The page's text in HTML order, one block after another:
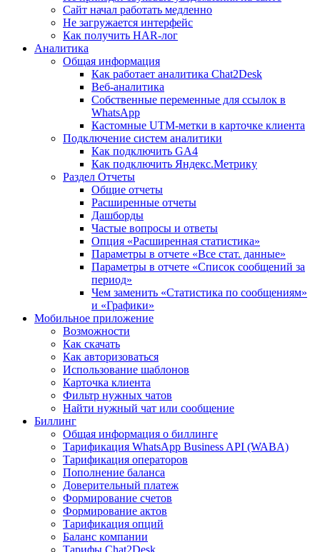
Сайт начал работать медленно
Не загружается интерфейс
Как получить HAR-лог
Аналитика
Общая информация
Как работает аналитика Chat2Desk
Веб-аналитика
Собственные переменные для ссылок в
WhatsApp
Кастомные UTM-метки в карточке клиента
Подключение систем аналитики
Как подключить GA4
Как подключить Яндекс.Метрику
Раздел Отчеты
Общие отчеты
Расширенные отчеты
Дашборды
Частые вопросы и ответы
Опция «Расширенная статистика»
Параметры в отчете «Все стат. данные»
Параметры в отчете «Список сообщений за
период»
Чем заменить «Статистика по сообщениям»
и «Графики»
Мобильное приложение
Возможности
Как скачать
Как авторизоваться
Использование шаблонов
Карточка клиента
Фильтр нужных чатов
Найти нужный чат или сообщение
Биллинг
Общая информация о биллинге
Тарификация WhatsApp Business API (WABA)
Тарификация операторов
Пополнение баланса
Доверительный платеж
Формирование счетов
Формирование актов
Тарификация опций
Баланс компании
Тарифы Chat2Desk